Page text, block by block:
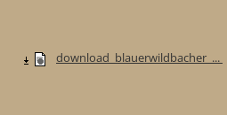
download_blauerwildbacher_...